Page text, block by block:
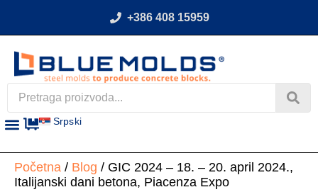
+386 408 15959
Srpski
Početna / Blog / GIC 2024 – 18. – 20. april 2024.,
Italijanski dani betona, Piacenza Expo